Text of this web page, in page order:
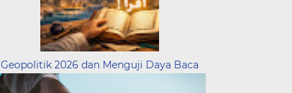
Geopolitik 2026 dan Menguji Daya Baca